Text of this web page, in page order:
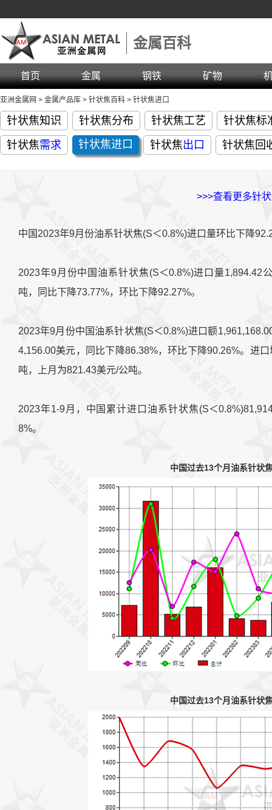
金属百科
首页 金属 钢铁 矿物
亚洲金属网 > 金属产品库 > 针状焦百科 > 针状焦进口
针状焦知识 针状焦分布 针状焦工艺
针状焦标
针状焦需求 针状焦进口 针状焦出口 针状焦回
>>>查看更多针
中国2023年9月份油系针状焦(S＜0.8%)进口量环比下降
2023年9月份中国油系针状焦(S＜0.8%)进口量1,894.42
吨，同比下降73.77%，环比下降92.27%。
2023年9月份中国油系针状焦(S＜0.8%)进口额
4,156.00美元，同比下降86.38%，环比下降90.26%。进
吨，上月为821.43美元/公吨。
2023年1-9月，中国累计进口油系针状焦(S＜
8%。
中国过去13个月油系针状
中国过去13个月油系针状